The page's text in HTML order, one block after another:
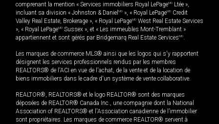
comprenant la mention « Services immobiliers Royal LePageMD Ltée »,
incluant sa division « Johnston & Daniel MD », « Royal LePageMD Credit
Valley Real Estate, Brokerage », « Royal LePageMD West Real Estate Services
», « Royal LePageMD Sussex », et « Les immeubles Mont-Tremblant »
appartiennent et sont gérés par Bridgemarq Real Estate ServicesMD.
Les marques de commerce MLS® ainsi que les logos qui s'y rapportent
désignent les services professionnels rendus par les membres
REALTORS® de l'ACI en vue de l'achat, de la vente et de la location de
biens immobiliers dans le cadre d'un système de vente collaborative.
REALTOR®, REALTORS® et le logo REALTOR® sont des marques
déposées de REALTOR® Canada Inc., une compagnie dont la National
Association of REALTORS® et l'Association canadienne de l’immobilier
sont propriétaires. Les marques de commerce REALTOR® servent à